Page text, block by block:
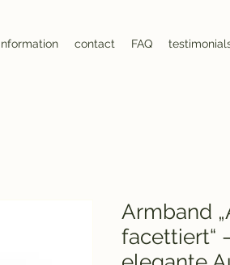
information contact FAQ
Armband
facettiert“